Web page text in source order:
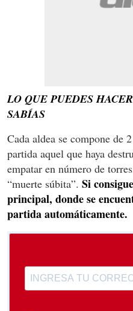
LO QUE PUEDES
SABÍAS
Cada aldea se compone de
partida aquel que haya
empatar en número de
“muerte súbita”. Si
principal, donde se
partida automáticamente.